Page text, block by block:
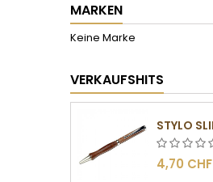
MARKEN
Keine Marke
VERKAUFSHITS
4,70 CHF